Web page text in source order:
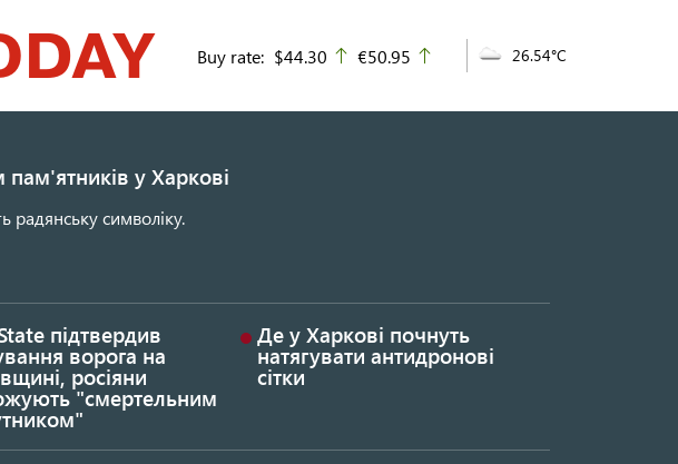
Buy rate: $44.30 up
€50.95 26.54°C
пам'ятників у Харкові
радянську символіку.
підтвердив
ворога на
росіяни
"смертельним
Де у Харкові почнуть
натягувати антидронові
сітки